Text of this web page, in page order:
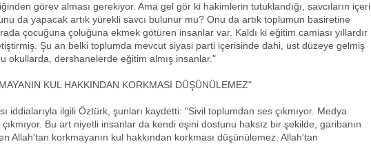
görev alması gerekiyor. Ama gel gör ki hakimlerin tutuklandığı, savcıların içeri
da yapacak artık yürekli savcı bulunur mu? Onu da artık toplumun basiretine
çocuğuna çoluğuna ekmek götüren insanlar var. Kaldı ki eğitim camiası yıllardır
Şu an belki toplumda mevcut siyasi parti içerisinde dahi, üst düzeye gelmiş
okullarda, dershanelerde eğitim almış insanlar."
KUL HAKKINDAN KORKMASI DÜŞÜNÜLEMEZ"
iddialarıyla ilgili Öztürk, şunları kaydetti: "Sivil toplumdan ses çıkmıyor. Medya
Bu art niyetli insanlar da kendi eşini dostunu haksız bir şekilde, garibanın
Allah'tan korkmayanın kul hakkından korkması düşünülemez. Allah'tan